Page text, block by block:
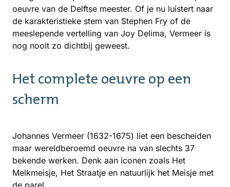
oeuvre van de Delftse meester. Of je nu luistert naar
de karakteristieke stem van Stephen Fry of de
meeslepende vertelling van Joy Delima, Vermeer is
nog nooit zo dichtbij geweest.
Het complete oeuvre op een
scherm
Johannes Vermeer (1632-1675) liet een bescheiden
maar wereldberoemd oeuvre na van slechts 37
bekende werken. Denk aan iconen zoals Het
Melkmeisje, Het Straatje en natuurlijk het Meisje met
de parel.